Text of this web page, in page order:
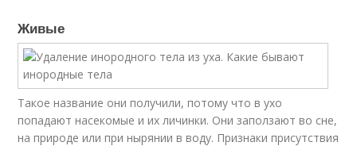
Живые
Такое название они получили, потому что в ухо
попадают насекомые и их личинки. Они заползают во сне,
на природе или при нырянии в воду. Признаки присутствия